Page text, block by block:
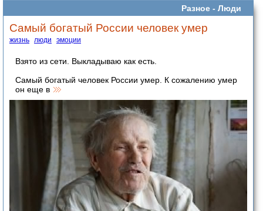
Разное - Люди
Самый богатый России человек умер
жизнь люди эмоции
Взято из сети. Выкладываю как есть.
Самый богатый человек России умер. К сожалению умер
он еще в